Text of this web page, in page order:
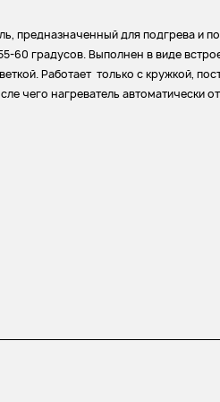
предназначенный для подгрева и
60 градусов. Выполнен в виде
Работает только с кружкой,
чего нагреватель автоматически